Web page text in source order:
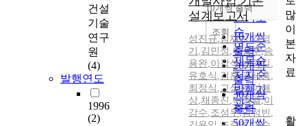
건설
기술
연구
원
(4)
발행연도
1996
(2)
순
인기도
순
연도순
제목순
저자순
발행기
관순
내림차순
10개씩 출력
10개씩
출력
20개씩
출력
30개씩
출력
50개씩
조회
설계보고서
성진규,심재만,김덕
기 ,김민정 ,이성훈,송
용완,이강석,박영길 ,
유호식 ,김훈,김태홍,
최정식 ,고상수,이해
상,채종진 ,이증열,이
강수,조성우,임정빈 ,
많
이
본
자
료
활